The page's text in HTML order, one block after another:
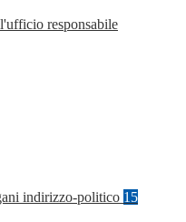
responsabile
indirizzo-politico 15